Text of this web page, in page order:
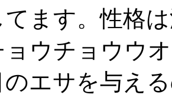
てます。性格
ョウチョウウ
エサを与え